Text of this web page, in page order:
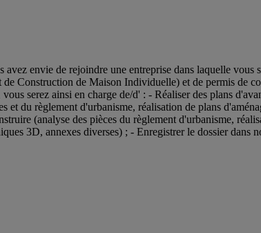
envie de rejoindre une entreprise dans laquelle
Construction de Maison Individuelle) et de permis de
serez ainsi en charge de/d' : - Réaliser des plans
du règlement d'urbanisme, réalisation de plans
(analyse des pièces du règlement d'urbanisme,
3D, annexes diverses) ; - Enregistrer le dossier